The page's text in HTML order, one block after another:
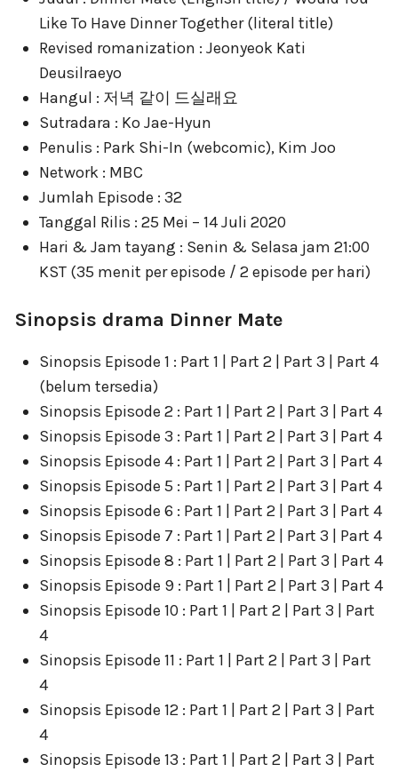
Like To Have Dinner Together (literal title)
Revised romanization : Jeonyeok Kati
Deusilraeyo
Hangul : 저녁 같이 드실래요
Sutradara : Ko Jae-Hyun
Penulis : Park Shi-In (webcomic), Kim Joo
Network : MBC
Jumlah Episode : 32
Tanggal Rilis : 25 Mei – 14 Juli 2020
Hari & Jam tayang : Senin & Selasa jam 21:00
KST (35 menit per episode / 2 episode per hari)
Sinopsis drama Dinner Mate
Sinopsis Episode 1 : Part 1 | Part 2 | Part 3 | Part 4
(belum tersedia)
Sinopsis Episode 2 : Part 1 | Part 2 | Part 3 | Part 4
Sinopsis Episode 3 : Part 1 | Part 2 | Part 3 | Part 4
Sinopsis Episode 4 : Part 1 | Part 2 | Part 3 | Part 4
Sinopsis Episode 5 : Part 1 | Part 2 | Part 3 | Part 4
Sinopsis Episode 6 : Part 1 | Part 2 | Part 3 | Part 4
Sinopsis Episode 7 : Part 1 | Part 2 | Part 3 | Part 4
Sinopsis Episode 8 : Part 1 | Part 2 | Part 3 | Part 4
Sinopsis Episode 9 : Part 1 | Part 2 | Part 3 | Part 4
Sinopsis Episode 10 : Part 1 | Part 2 | Part 3 | Part
4
Sinopsis Episode 11 : Part 1 | Part 2 | Part 3 | Part
4
Sinopsis Episode 12 : Part 1 | Part 2 | Part 3 | Part
4
Sinopsis Episode 13 : Part 1 | Part 2 | Part 3 | Part